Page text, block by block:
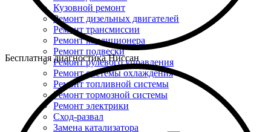
Кузовной ремонт
Ремонт дизельных двигателей
Ремонт трансмиссии
Ремонт кондиционера
Ремонт подвески
Ремонт рулевого управления
Ремонт системы охлаждения
Ремонт топливной системы
Ремонт тормозной системы
Ремонт электрики
Сход-развал
Замена катализатора
Бесплатная диагностика Ниссан